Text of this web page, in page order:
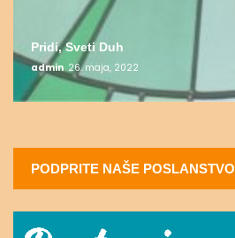
Pridi, Sveti Duh
admin 26. maja, 2022
PODPRITE NAŠE POSLANSTVO